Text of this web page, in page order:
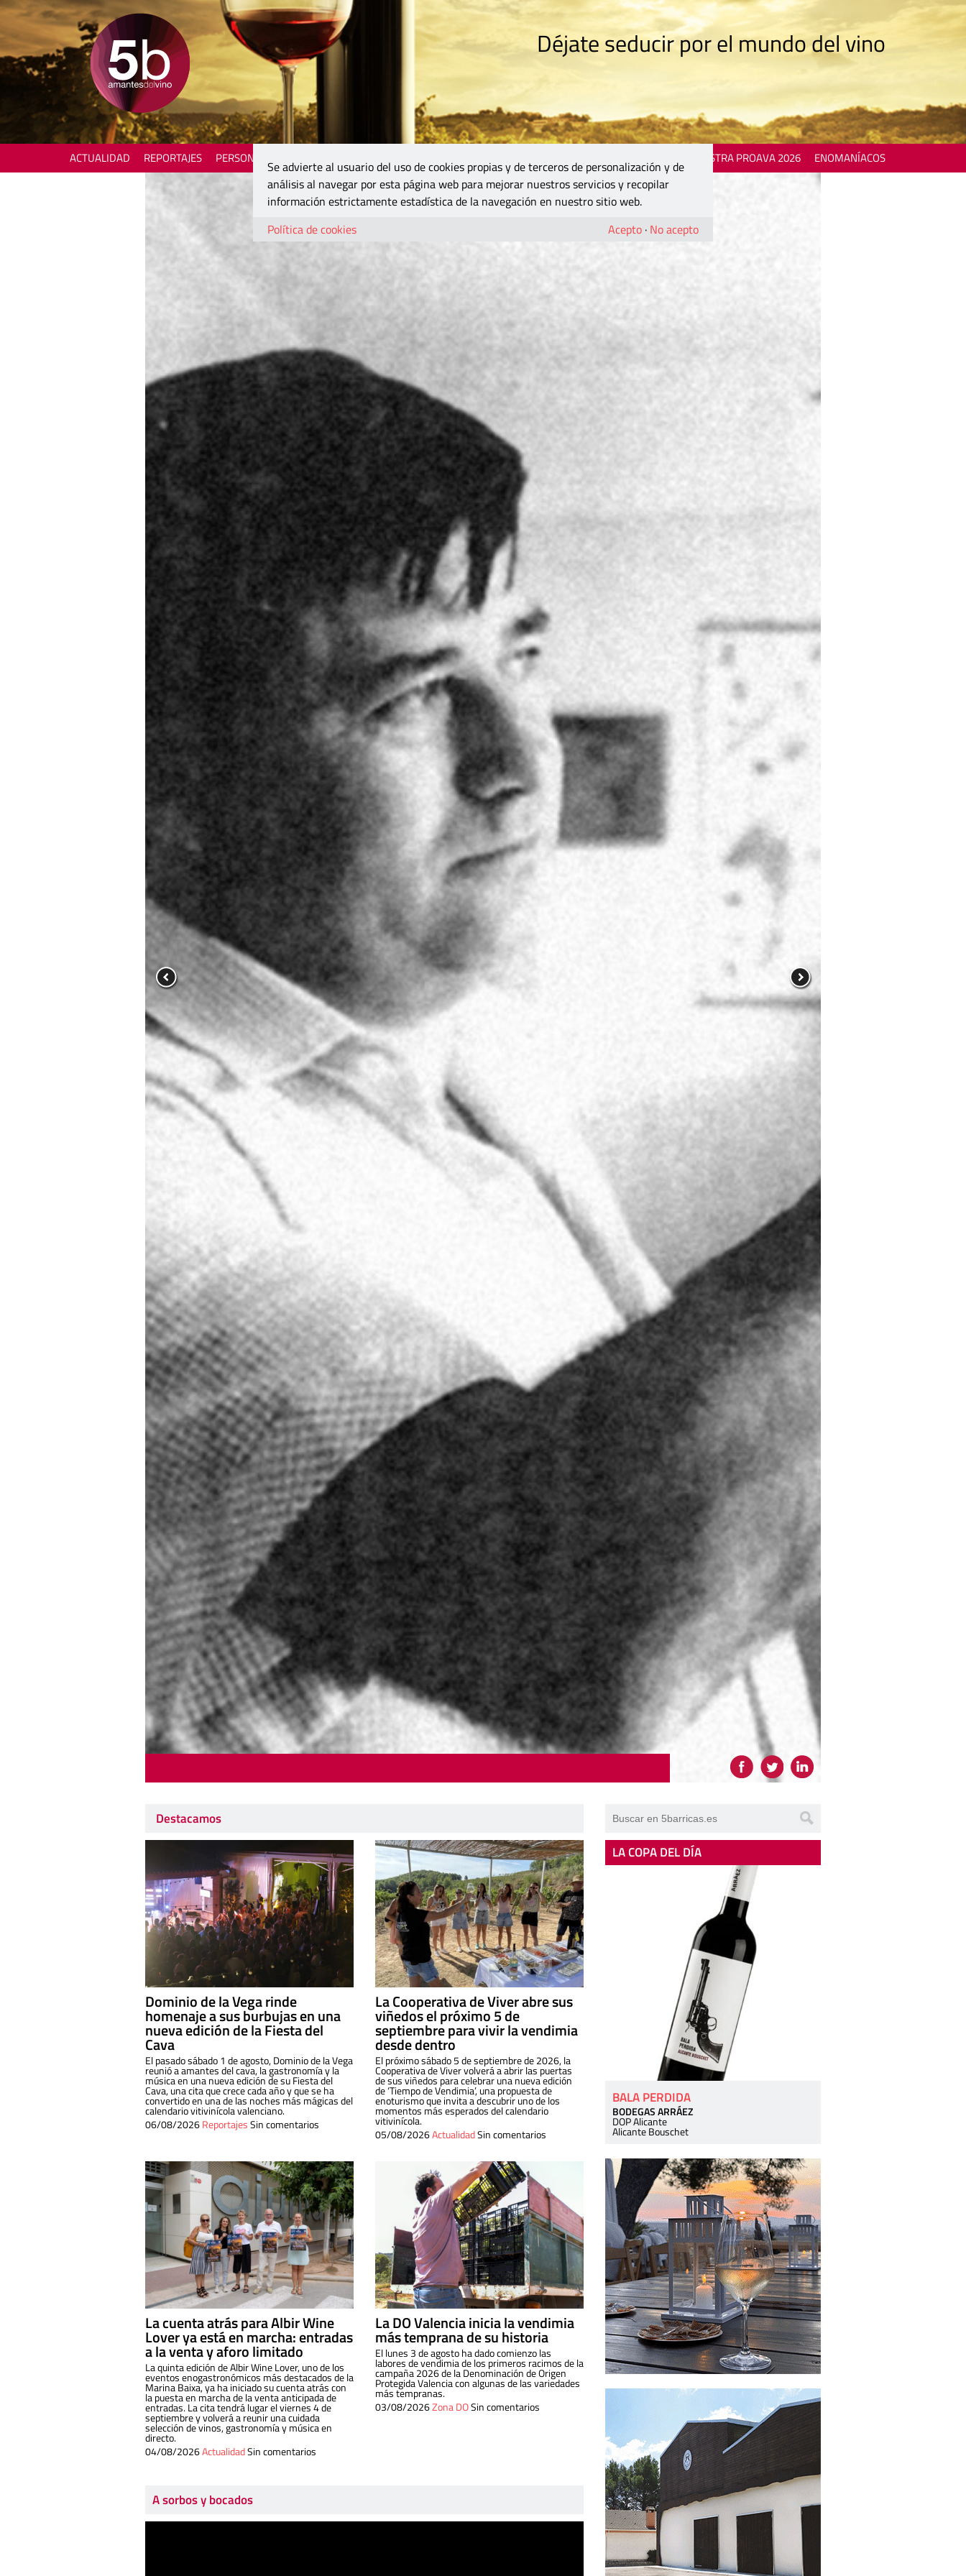
Déjate seducir por el mundo del vino
ACTUALIDAD REPORTAJES PERSONAJES MOSTRA PROAVA 2026 ENOMANÍACOS
Destacamos
Dominio de la Vega rinde
homenaje a sus burbujas en una
nueva edición de la Fiesta del
Cava
El pasado sábado 1 de agosto, Dominio de la Vega
reunió a amantes del cava, la gastronomía y la
música en una nueva edición de su Fiesta del
Cava, una cita que crece cada año y que se ha
convertido en una de las noches más mágicas del
calendario vitivinícola valenciano.
06/08/2026ReportajesSin comentarios
La Cooperativa de Viver abre sus
viñedos el próximo 5 de
septiembre para vivir la vendimia
desde dentro
El próximo sábado 5 de septiembre de 2026, la
Cooperativa de Viver volverá a abrir las puertas
de sus viñedos para celebrar una nueva edición
de ‘Tiempo de Vendimia’, una propuesta de
enoturismo que invita a descubrir uno de los
momentos más esperados del calendario
vitivinícola.
05/08/2026ActualidadSin comentarios
La cuenta atrás para Albir Wine
Lover ya está en marcha: entradas
a la venta y aforo limitado
La quinta edición de Albir Wine Lover, uno de los
eventos enogastronómicos más destacados de la
Marina Baixa, ya ha iniciado su cuenta atrás con
la puesta en marcha de la venta anticipada de
entradas. La cita tendrá lugar el viernes 4 de
septiembre y volverá a reunir una cuidada
selección de vinos, gastronomía y música en
directo.
04/08/2026ActualidadSin comentarios
La DO Valencia inicia la vendimia
más temprana de su historia
El lunes 3 de agosto ha dado comienzo las
labores de vendimia de los primeros racimos de la
campaña 2026 de la Denominación de Origen
Protegida Valencia con algunas de las variedades
más tempranas.
03/08/2026Zona DOSin comentarios
A sorbos y bocados
LA COPA DEL DÍA
BALA PERDIDA
BODEGAS ARRÁEZ
DOP Alicante
Alicante Bouschet
Se advierte al usuario del uso de cookies propias y de terceros de personalización y de
análisis al navegar por esta página web para mejorar nuestros servicios y recopilar
información estrictamente estadística de la navegación en nuestro sitio web.
Política de cookies
Acepto · No acepto